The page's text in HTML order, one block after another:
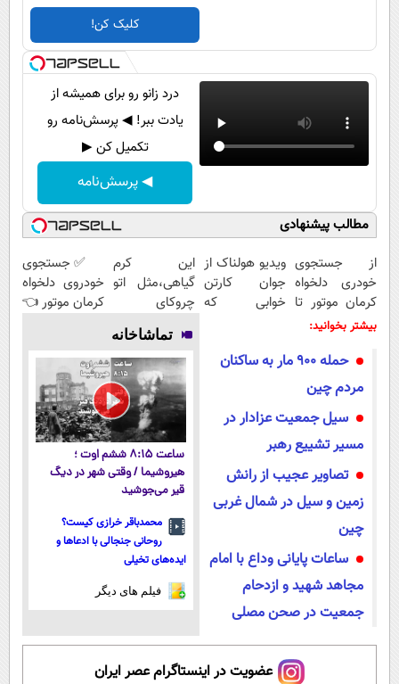
گوناگون
حوادث
محیط زیست
حیات وحش
سیاست خارجی
آشپزی
دانلود
کلیک کن!
درد زانو رو برای همیشه از
یادت ببر! ◀ پرسش‌نامه رو
تکمیل کن ▶
◀ پرسش‌نامه
مطالب پیشنهادی
از جستجوی
خودری دلخواه
کرمان موتور تا
فروش آن،
واسطه و
مستقیم
ویدیو هولناک از
جوان کارتن
خوابی که
این کرم
گیاهی،مثل اتو
چروکای
پوستتوصاف
میکنه!50%تخفیف
✅ جستجوی
خودروی دلخواه
کرمان موتور 👈
مستقیم
بیشتر بخوانید:
حمله ۹۰۰ مار به ساکنان
مردم چین
سیل جمعیت عزادار در
مسیر تشییع رهبر
تصاویر عجیب از رانش
زمین و سیل در شمال غربی
چین
ساعات پایانی وداع با امام
مجاهد شهید و ازدحام
جمعیت در صحن مصلی
تماشاخانه
ساعت ۸:۱۵ ششم اوت ؛
هیروشیما / وقتی شهر در دیگ
قیر می‌جوشید
محمدباقر خرازی کیست؟
روحانی جنجالی با ادعاها و
ایده‌های تخیلی
فیلم های دیگر
عضویت در اینستاگرام عصر ایران